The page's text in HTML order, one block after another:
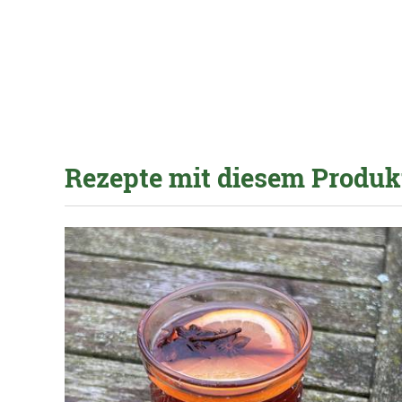
Rezepte mit diesem